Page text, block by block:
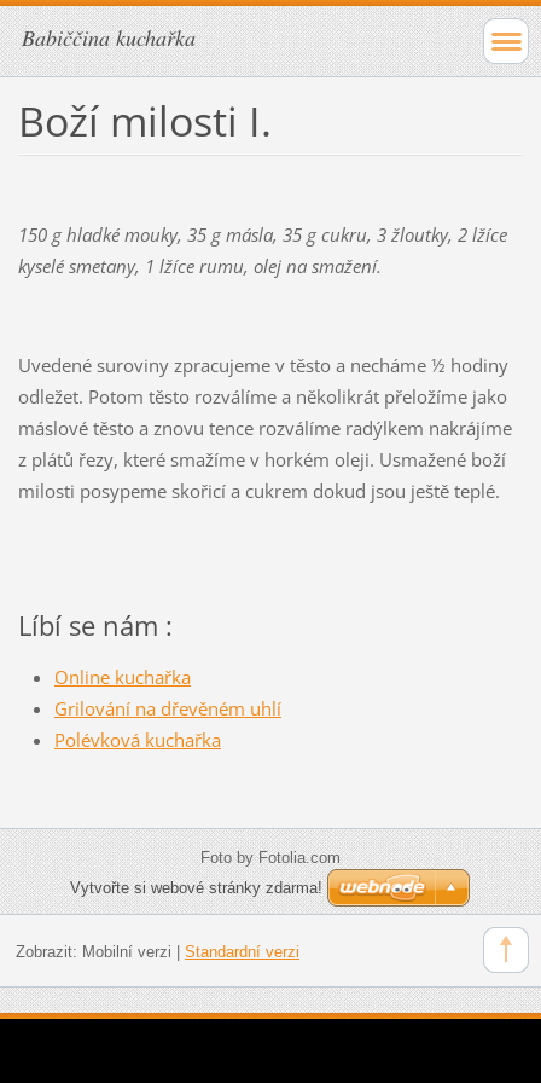
Babiččina kuchařka
Boží milosti I.
150 g hladké mouky, 35 g másla, 35 g cukru, 3 žloutky, 2 lžíce
kyselé smetany, 1 lžíce rumu, olej na smažení.
Uvedené suroviny zpracujeme v těsto a necháme ½ hodiny
odležet. Potom těsto rozválíme a několikrát přeložíme jako
máslové těsto a znovu tence rozválíme radýlkem nakrájíme
z plátů řezy, které smažíme v horkém oleji. Usmažené boží
milosti posypeme skořicí a cukrem dokud jsou ještě teplé.
Líbí se nám :
Online kuchařka
Grilování na dřevěném uhlí
Polévková kuchařka
Foto by Fotolia.com
Vytvořte si webové stránky zdarma!
Zobrazit: Mobilní verzi Standardní verzi